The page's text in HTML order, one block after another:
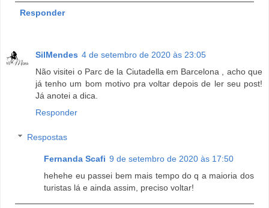
Responder
SilMendes 4 de setembro de 2020 às 23:05
Não visitei o Parc de la Ciutadella em Barcelona , acho que
já tenho um bom motivo pra voltar depois de ler seu post!
Já anotei a dica.
Responder
Respostas
Fernanda Scafi 9 de setembro de 2020 às 17:50
hehehe eu passei bem mais tempo do q a maioria dos
turistas lá e ainda assim, preciso voltar!